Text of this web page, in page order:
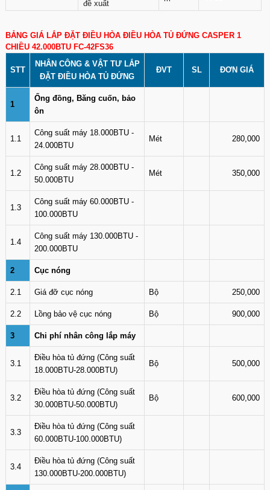
đề xuất
BẢNG GIÁ LẮP ĐẶT ĐIỀU HÒA ĐIỀU HÒA TỦ ĐỨNG CASPER 1
CHIỀU 42.000BTU FC-42FS36
STT
NHÂN CÔNG & VẬT TƯ LẮP
ĐẶT ĐIỀU HÒA TỦ ĐỨNG
ĐVT SL ĐƠN GIÁ
1
Ống đồng, Băng cuốn, bảo
ôn
1.1
Công suất máy 18.000BTU -
24.000BTU
Mét 280,000
1.2
Công suất máy 28.000BTU -
50.000BTU
Mét 350,000
1.3
Công suất máy 60.000BTU -
100.000BTU
1.4
Công suất máy 130.000BTU -
200.000BTU
2 Cục nóng
2.1 Giá đỡ cục nóng Bộ 250,000
2.2 Lồng bảo vệ cục nóng Bộ 900,000
3 Chi phí nhân công lắp máy
3.1
Điều hòa tủ đứng (Công suất
18.000BTU-28.000BTU)
Bộ 500,000
3.2
Điều hòa tủ đứng (Công suất
30.000BTU-50.000BTU)
Bộ 600,000
3.3
Điều hòa tủ đứng (Công suất
60.000BTU-100.000BTU)
3.4
Điều hòa tủ đứng (Công suất
130.000BTU-200.000BTU)